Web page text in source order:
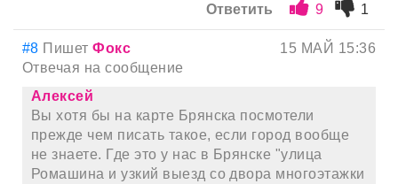
Ответить 9 1
#8 ПишетФокс
15 МАЙ 15:36
Отвечая на сообщение
Алексей
Вы хотя бы на карте Брянска посмотели
прежде чем писать такое, если город вообще
не знаете. Где это у нас в Брянске "улица
Ромашина и узкий выезд со двора многоэтажки